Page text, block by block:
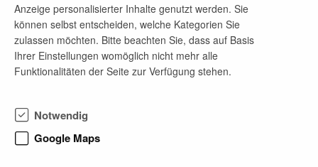
Firmenprofil
Das Ingenieurbüro Steinigeweg Planungs GmbH &
Co. KG hat sich auf die Planung von Technischer
spezialisiert.
Anzeige personalisierter Inhalte genutzt werden. Sie
können selbst entscheiden, welche Kategorien Sie
zulassen möchten. Bitte beachten Sie, dass auf Basis
Ihrer Einstellungen womöglich nicht mehr alle
Funktionalitäten der Seite zur Verfügung stehen.
Notwendig
Google Maps